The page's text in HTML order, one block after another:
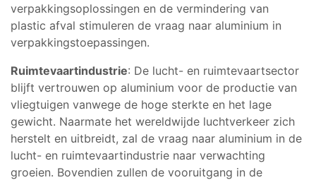
verpakkingsoplossingen en de vermindering van
plastic afval stimuleren de vraag naar aluminium in
verpakkingstoepassingen.
Ruimtevaartindustrie: De lucht- en ruimtevaartsector
blijft vertrouwen op aluminium voor de productie van
vliegtuigen vanwege de hoge sterkte en het lage
gewicht. Naarmate het wereldwijde luchtverkeer zich
herstelt en uitbreidt, zal de vraag naar aluminium in de
lucht- en ruimtevaartindustrie naar verwachting
groeien. Bovendien zullen de vooruitgang in de